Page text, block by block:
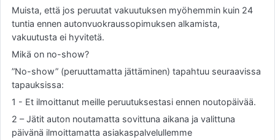
Muista, että jos peruutat vakuutuksen myöhemmin kuin 24
tuntia ennen autonvuokraussopimuksen alkamista,
vakuutusta ei hyvitetä.
Mikä on no-show?
”No-show” (peruuttamatta jättäminen) tapahtuu seuraavissa
tapauksissa:
1 - Et ilmoittanut meille peruutuksestasi ennen noutopäivää.
2 – Jätit auton noutamatta sovittuna aikana ja valittuna
päivänä ilmoittamatta asiakaspalvelullemme